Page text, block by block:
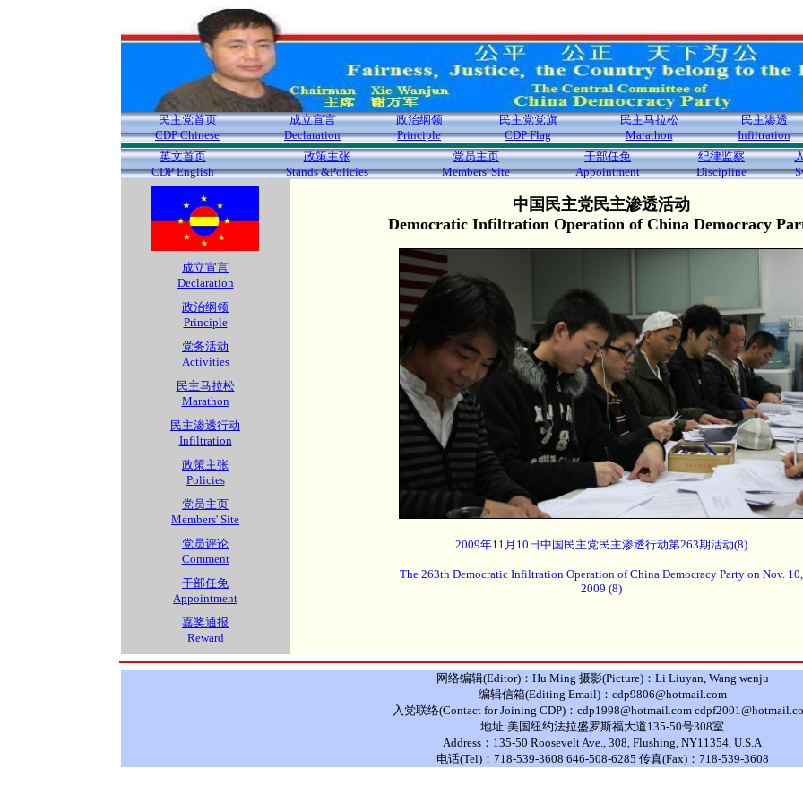
民主党首页
CDP Chinese
成立宣言
Declaration
政治纲领
Principle
民主党党旗
CDP Flag
民主马拉松
Marathon
民主渗透
Infiltration
英文首页
CDP English
政策主张
Stands &Policies
党员主页
Members' Site
干部任免
Appointment
纪律监察
Discipline
成立宣言
Declaration
政治纲领
Principle
党务活动
Activities
民主马拉松
Marathon
民主渗透行动
Infiltration
政策主张
Policies
党员主页
Members' Site
党员评论
Comment
干部任免
Appointment
嘉奖通报
Reward
中国民主党民主渗透活动
Democratic Infiltration Operation of China Democracy
2009年11月10日中国民主党民主渗透行动第263期活动(8)
The 263th Democratic Infiltration Operation of China Democracy Party on Nov. 10,
2009 (8)
网络编辑(Editor)：Hu Ming 摄影(Picture)：Li Liuyan, Wang wenju
编辑信箱(Editing Email)：cdp9806@hotmail.com
入党联络(Contact for Joining CDP)：cdp1998@hotmail.com
地址:美国纽约法拉盛罗斯福大道135-50号308室
Address：135-50 Roosevelt Ave., 308, Flushing, NY11354, U.S.A
电话(Tel)：718-539-3608 646-508-6285 传真(Fax)：718-539-3608